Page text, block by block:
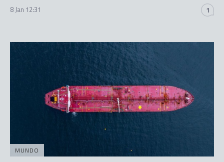
8 Jan 12:31 1
MUNDO